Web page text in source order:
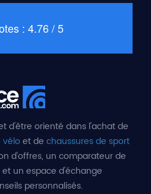
: 4.76 / 5
d'être orienté dans l'achat de
véloet de chaussures de sport
d'offres, un comparateur de
un espace d'échange
personnalisés.